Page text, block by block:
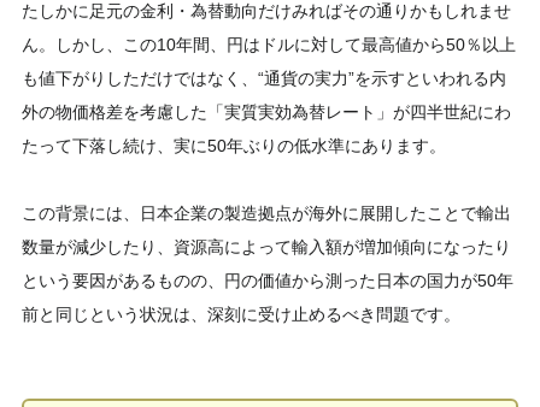
たしかに足元の金利・為替動向だけみればその通りかもしれませ
ん。しかし、この10年間、円はドルに対して最高値から50％以上
も値下がりしただけではなく、“通貨の実力”を示すといわれる内
外の物価格差を考慮した「実質実効為替レート」が四半世紀にわ
たって下落し続け、実に50年ぶりの低水準にあります。
この背景には、日本企業の製造拠点が海外に展開したことで輸出
数量が減少したり、資源高によって輸入額が増加傾向になったり
という要因があるものの、円の価値から測った日本の国力が50年
前と同じという状況は、深刻に受け止めるべき問題です。